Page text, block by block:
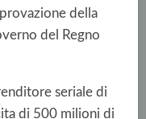
della
del Regno
seriale di
di 500 milioni di